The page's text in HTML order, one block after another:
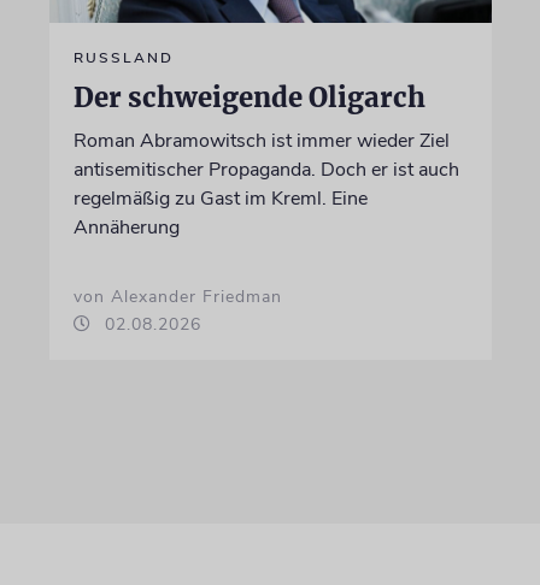
RUSSLAND
Der schweigende Oligarch
Roman Abramowitsch ist immer wieder Ziel
antisemitischer Propaganda. Doch er ist auch
regelmäßig zu Gast im Kreml. Eine
Annäherung
von Alexander Friedman
02.08.2026